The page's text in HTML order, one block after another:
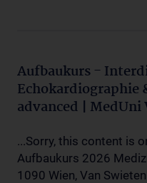
Aufbaukurs -
advanced | MedUni
...Sorry, this content is
Aufbaukurs 2026
1090 Wien, Van